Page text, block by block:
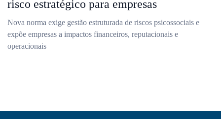
risco estratégico para empresas
Nova norma exige gestão estruturada de riscos psicossociais e
expõe empresas a impactos financeiros, reputacionais e
operacionais